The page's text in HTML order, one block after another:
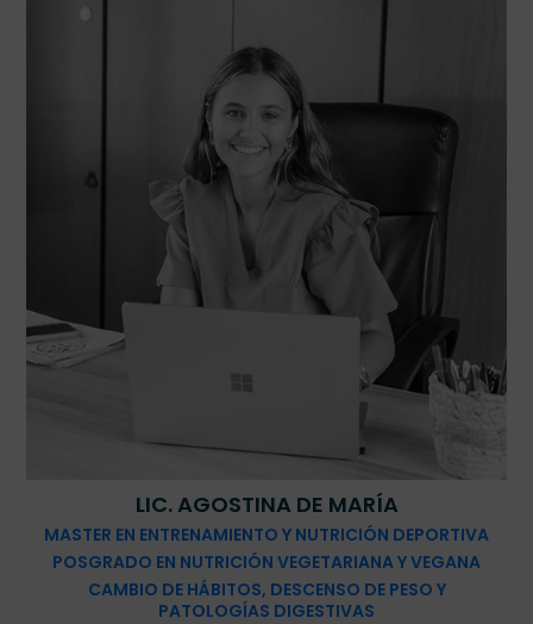
LIC. AGOSTINA DE MARÍA
MASTER EN ENTRENAMIENTO Y NUTRICIÓN DEPORTIVA
POSGRADO EN NUTRICIÓN VEGETARIANA Y VEGANA
CAMBIO DE HÁBITOS, DESCENSO DE PESO Y
PATOLOGÍAS DIGESTIVAS